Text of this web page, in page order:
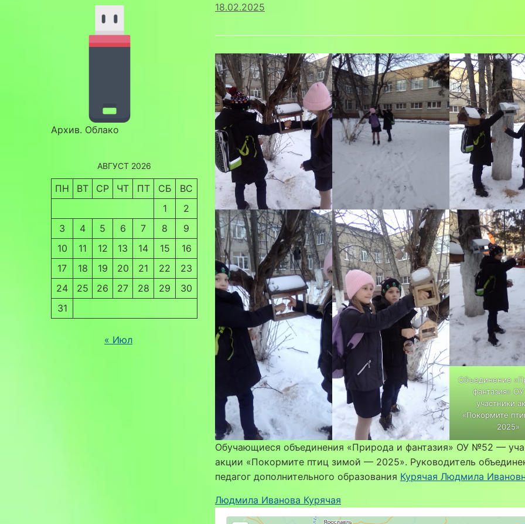
Архив. Облако
АВГУСТ 2026
ПН ВТ СР ЧТ ПТ СБ
ВС
1
2
3
4 5 6 7 8
9
10
11 12 13 14 15
16
17
18 19 20 21 22
23
24
25 26 27 28 29
30
31
« Июл
18.02.2025
Объединение
фантазия»
участники
«Покормите
2025»
Обучающиеся объединения «Природа и фантазия» ОУ №52 —
акции «Покормите птиц зимой — 2025». Руководитель
педагог дополнительного образования Курячая Людмила
Людмила Иванова Курячая